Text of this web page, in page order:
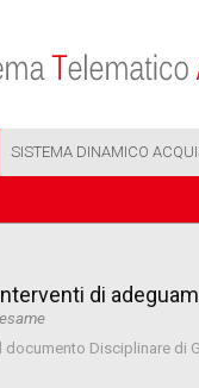
SISTEMA DINAMICO
di
Disciplinare di